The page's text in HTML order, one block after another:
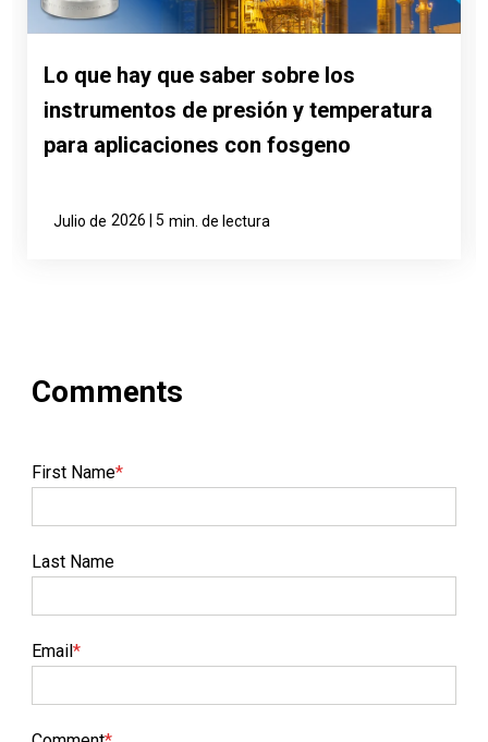
Lo que hay que saber sobre los
instrumentos de presión y temperatura
para aplicaciones con fosgeno
Julio de 2026 | 5 min. de lectura
First Name*
Last Name
Email*